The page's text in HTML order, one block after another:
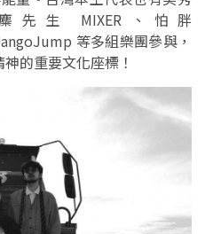
先生 MIXER、怕胖
等多組樂團參與，
的重要文化座標！